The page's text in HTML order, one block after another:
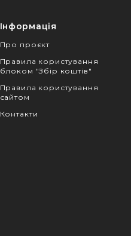
Інформація
Про проєкт
Правила користування
блоком "Збір коштів"
Правила користування
сайтом
Контакти